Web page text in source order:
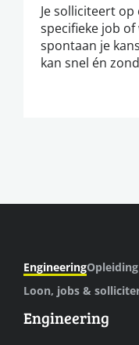
Je solliciteert op
specifieke job of
spontaan je
kan snel én
Engineering
Loon, jobs &
Engineering